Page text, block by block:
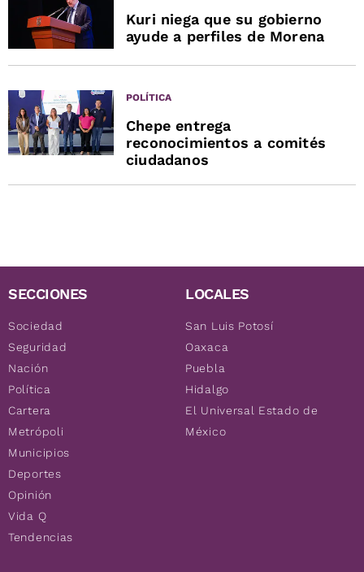
Kuri niega que su gobierno
ayude a perfiles de Morena
POLÍTICA
Chepe entrega
reconocimientos a comités
ciudadanos
SECCIONES
Sociedad
Seguridad
Nación
Política
Cartera
Metrópoli
Municipios
Deportes
Opinión
Vida Q
Tendencias
LOCALES
San Luis Potosí
Oaxaca
Puebla
Hidalgo
El Universal Estado de
México